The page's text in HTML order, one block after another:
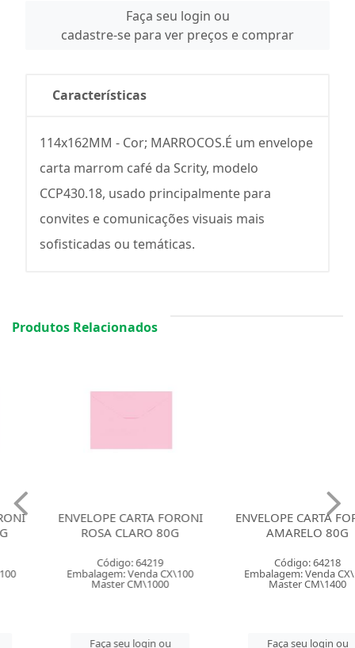
Faça seu login ou
cadastre-se para ver preços e comprar
Características
114x162MM - Cor; MARROCOS.É um envelope
carta marrom café da Scrity, modelo
CCP430.18, usado principalmente para
convites e comunicações visuais mais
sofisticadas ou temáticas.
Produtos Relacionados
ENVELOPE CARTA FORONI
ROSA CLARO 80G
Código: 64219
Embalagem: Venda CX\100
Master CM\1000
Faça seu login ou
ENVELOPE CARTA FORONI
AMARELO 80G
Código: 64218
Embalagem: Venda CX\100
Master CM\1400
Faça seu login ou